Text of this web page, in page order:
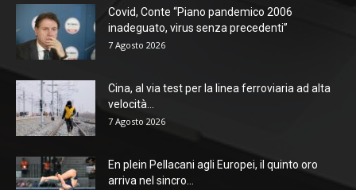
Covid, Conte “Piano pandemico 2006
inadeguato, virus senza precedenti”
7 Agosto 2026
Cina, al via test per la linea ferroviaria ad alta
velocità...
7 Agosto 2026
En plein Pellacani agli Europei, il quinto oro
arriva nel sincro...